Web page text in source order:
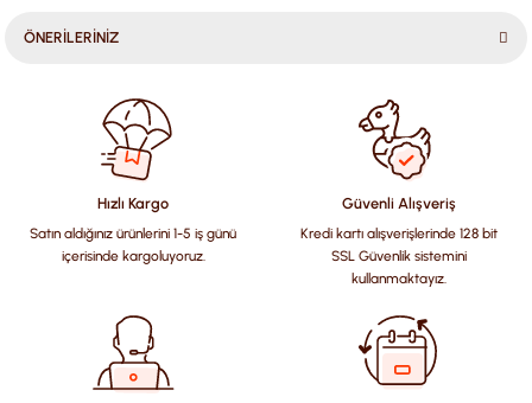
ÖNERİLERİNİZ
konularda yetersiz gördüğünüz noktaları öneri formunu
kullanarak tarafımıza iletebilirsiniz.
Görüş ve önerileriniz için teşekkür ederiz.
Ürün resmi kalitesiz, bozuk veya görüntülenemiyor.
Ürün açıklamasında eksik bilgiler bulunuyor.
Ürün bilgilerinde hatalar bulunuyor.
Ürün fiyatı diğer sitelerden daha pahalı.
Bu ürüne benzer farklı alternatifler olmalı.
Hızlı Kargo
Satın aldığınız ürünlerini 1-5 iş günü
içerisinde kargoluyoruz.
Güvenli Alışveriş
Kredi kartı alışverişlerinde 128 bit
SSL Güvenlik sistemini
kullanmaktayız.